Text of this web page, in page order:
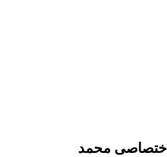
اختصاصی محمد